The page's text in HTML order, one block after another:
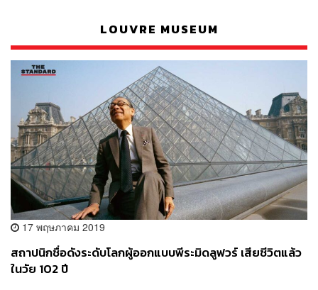
LOUVRE MUSEUM
17 พฤษภาคม 2019
สถาปนิกชื่อดังระดับโลกผู้ออกแบบพีระมิดลูฟวร์ เสียชีวิตแล้ว
ในวัย 102 ปี